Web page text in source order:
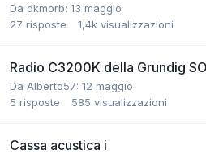
Da dkmorb: 13 maggio
27 risposte 1,4k visualizzazioni
Radio C3200K della Grundig
Da Alberto57: 12 maggio
5 risposte 585 visualizzazioni
Cassa acustica i